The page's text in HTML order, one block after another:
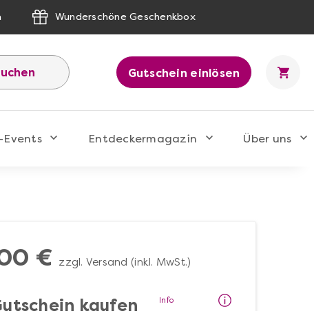
Wunderschöne Geschenkbox
Gutschein einlösen
Events Entdeckermagazin Über uns
€ zzgl. Versand (inkl. MwSt.)
kaufen Info